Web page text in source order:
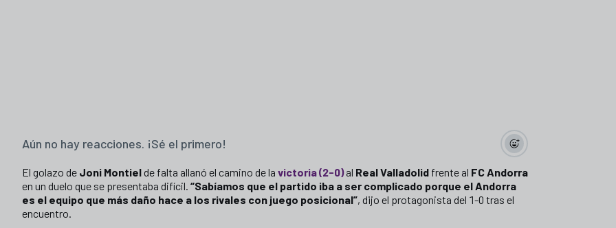
Aún no hay reacciones. ¡Sé el primero!
El golazo de Joni Montielde falta allanó el camino de la victoria (2-0)al Real Valladolid frente al FC Andorra
en un duelo que se presentaba difícil. “Sabíamos que el partido iba a ser complicado porque el Andorra
es el equipo que más daño hace a los rivales con juego posicional”, dijo el protagonista del 1-0 tras el
encuentro.